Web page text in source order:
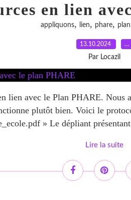
en lien
appliquons, lien, phare, plan
13.10.2024 …
Par Locazil
lien avec le Plan PHARE. Nous
plutôt bien. Voici le
» Le dépliant
Lire la suite